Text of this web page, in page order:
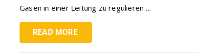
Gasen in einer Leitung zu regulieren ...
READ MORE